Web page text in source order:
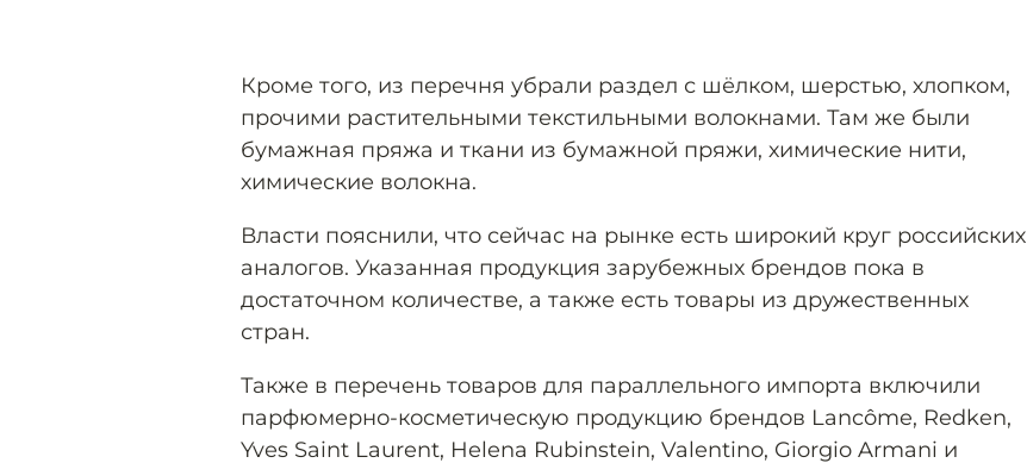
Кроме того, из перечня убрали раздел с шёлком, шерстью, хлопком,
прочими растительными текстильными волокнами. Там же были
бумажная пряжа и ткани из бумажной пряжи, химические нити,
химические волокна.
Власти пояснили, что сейчас на рынке есть широкий круг российских
аналогов. Указанная продукция зарубежных брендов пока в
достаточном количестве, а также есть товары из дружественных
стран.
Также в перечень товаров для параллельного импорта включили
парфюмерно-косметическую продукцию брендов Lancôme, Redken,
Yves Saint Laurent, Helena Rubinstein, Valentino, Giorgio Armani и